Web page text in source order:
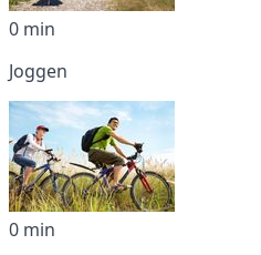
0 min
Joggen
0 min